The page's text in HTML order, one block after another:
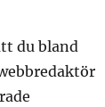
du bland